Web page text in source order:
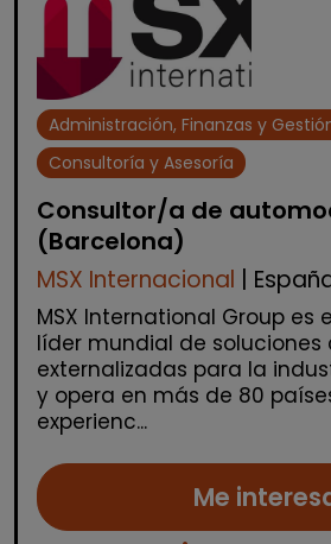
Administración, Finanzas y
Consultoría y Asesoría
Consultor/a de
(Barcelona)
MSX Internacional |
MSX International Group es
líder mundial de soluciones
externalizadas para la
y opera en más de 80
experienc...
Me